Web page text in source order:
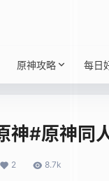
原神攻略 每日
神#原神同
2 8.7k